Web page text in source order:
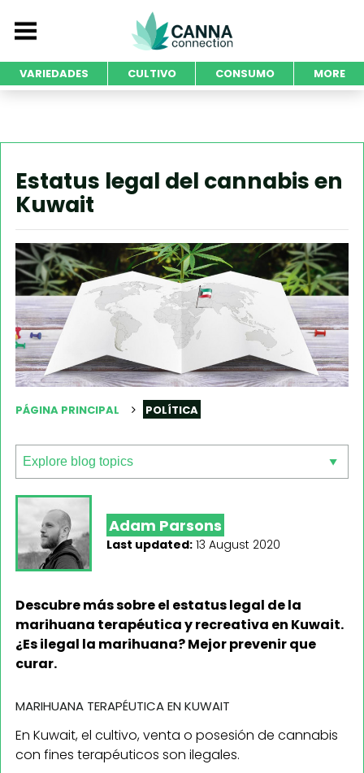
VARIEDADES CULTIVO CONSUMO MORE
Estatus legal del cannabis en
Kuwait
PÁGINA PRINCIPAL POLÍTICA
Adam Parsons
Last updated: 13 August 2020
Descubre más sobre el estatus legal de la
marihuana terapéutica y recreativa en Kuwait.
¿Es ilegal la marihuana? Mejor prevenir que
curar.
MARIHUANA TERAPÉUTICA EN KUWAIT
En Kuwait, el cultivo, venta o posesión de cannabis
con fines terapéuticos son ilegales.